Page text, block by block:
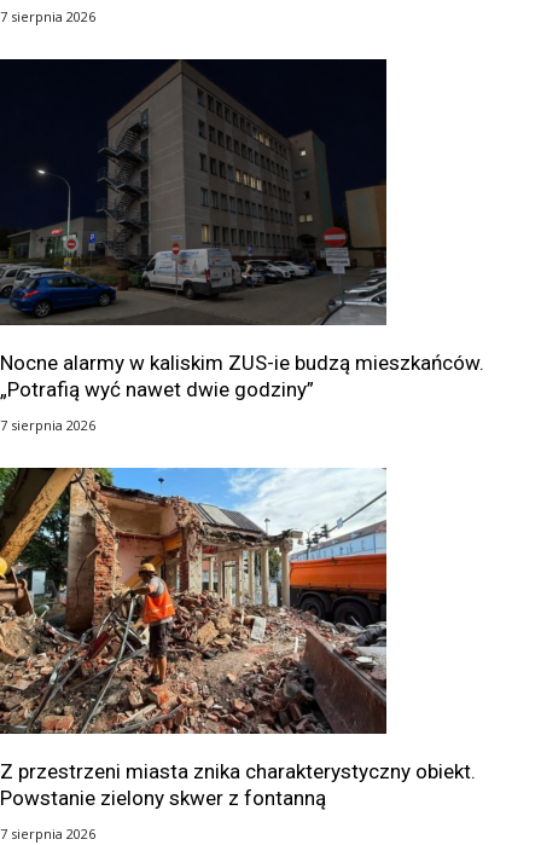
7 sierpnia 2026
Nocne alarmy w kaliskim ZUS-ie budzą mieszkańców.
„Potrafią wyć nawet dwie godziny”
7 sierpnia 2026
Z przestrzeni miasta znika charakterystyczny obiekt.
Powstanie zielony skwer z fontanną
7 sierpnia 2026